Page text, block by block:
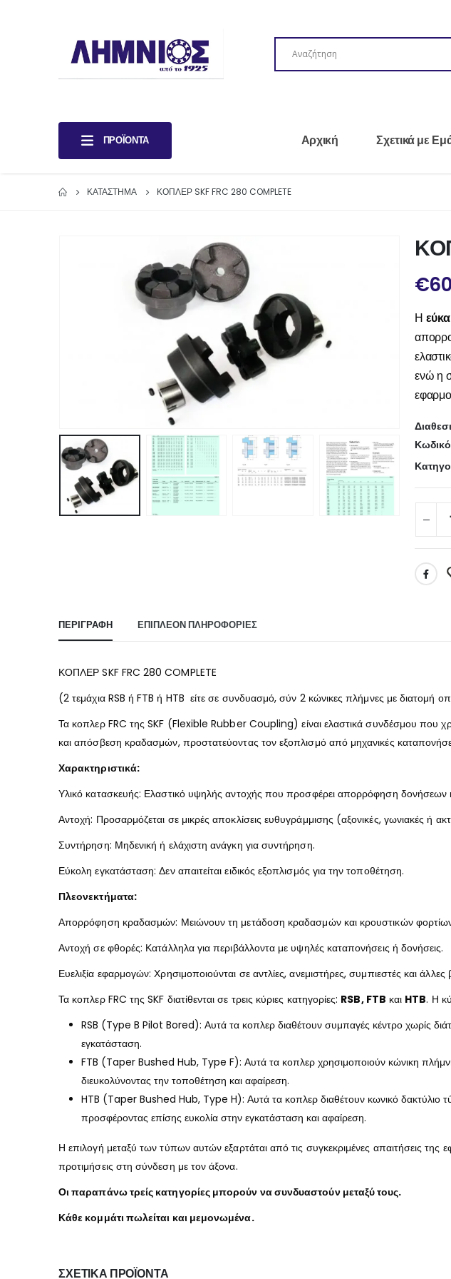
ΠΡΟΪΌΝΤΑ Αρχική Σχετικά με
ΚΑΤΆΣΤΗΜΑ ΚΟΠΛΕΡ SKF FRC 280 COMPLETE
€
Η
ενώ η
ΠΕΡΙΓΡΑΦΉ ΕΠΙΠΛΈΟΝ ΠΛΗΡΟΦΟΡΊΕΣ
ΚΟΠΛΕΡ SKF FRC 280 COMPLETE
(2 τεμάχια RSB ή FTB ή HTB είτε σε συνδυασμό, σύν 2 κώνικες πλήμνες με διατομή
Τα κοπλερ FRC της SKF (Flexible Rubber Coupling) είναι ελαστικά συνδέσμου που
και απόσβεση κραδασμών, προστατεύοντας τον εξοπλισμό από μηχανικές
Χαρακτηριστικά:
Υλικό κατασκευής: Ελαστικό υψηλής αντοχής που προσφέρει απορρόφηση δονήσεων
Αντοχή: Προσαρμόζεται σε μικρές αποκλίσεις ευθυγράμμισης (αξονικές, γωνιακές ή
Συντήρηση: Μηδενική ή ελάχιστη ανάγκη για συντήρηση.
Εύκολη εγκατάσταση: Δεν απαιτείται ειδικός εξοπλισμός για την τοποθέτηση.
Πλεονεκτήματα:
Απορρόφηση κραδασμών: Μειώνουν τη μετάδοση κραδασμών και κρουστικών
Αντοχή σε φθορές: Κατάλληλα για περιβάλλοντα με υψηλές καταπονήσεις ή δονήσεις.
Ευελιξία εφαρμογών: Χρησιμοποιούνται σε αντλίες, ανεμιστήρες, συμπιεστές και άλλες
Τα κοπλερ FRC της SKF διατίθενται σε τρεις κύριες κατηγορίες: RSB, FTB και HTB. Η
RSB (Type B Pilot Bored): Αυτά τα κοπλερ διαθέτουν συμπαγές κέντρο χωρίς
εγκατάσταση.
FTB (Taper Bushed Hub, Type F): Αυτά τα κοπλερ χρησιμοποιούν κώνικη
διευκολύνοντας την τοποθέτηση και αφαίρεση.
HTB (Taper Bushed Hub, Type H): Αυτά τα κοπλερ διαθέτουν κωνικό δακτύλιο
προσφέροντας επίσης ευκολία στην εγκατάσταση και αφαίρεση.
Η επιλογή μεταξύ των τύπων αυτών εξαρτάται από τις συγκεκριμένες απαιτήσεις
προτιμήσεις στη σύνδεση με τον άξονα.
Οι παραπάνω τρείς κατηγορίες μπορούν να συνδυαστούν μεταξύ τους.
Κάθε κομμάτι πωλείται και μεμονωμένα.
ΣΧΕΤΙΚΆ ΠΡΟΪΌΝΤΑ